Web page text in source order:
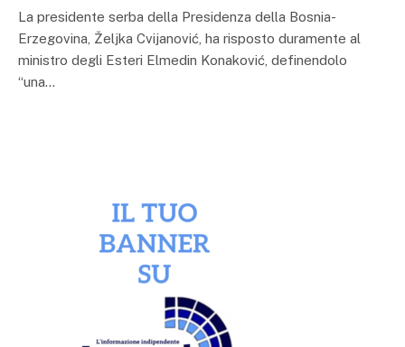
La presidente serba della Presidenza della Bosnia-
Erzegovina, Željka Cvijanović, ha risposto duramente al
ministro degli Esteri Elmedin Konaković, definendolo
“una…